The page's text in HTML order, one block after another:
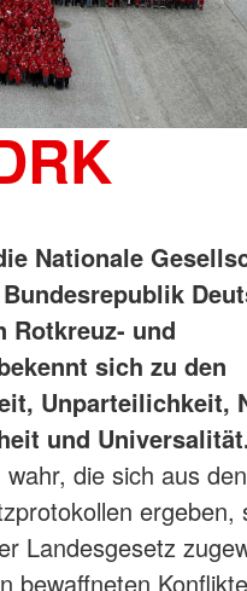
Nationale
Rotkreuz- und
sich zu den
Unparteilichkeit,
und
die sich aus
ergeben,
Landesgesetz
bewaffneten